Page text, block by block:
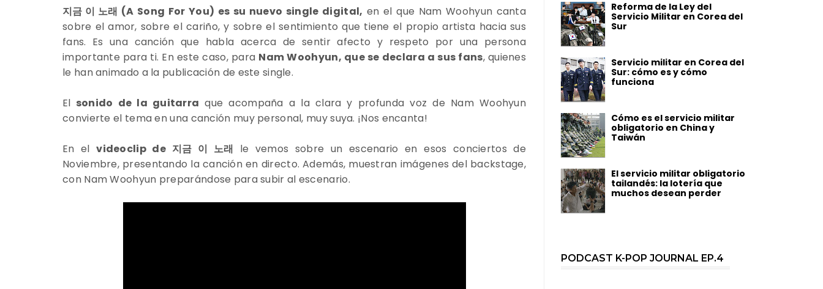
지금 이 노래 (A Song For You) es su nuevo single digital, en el que Nam Woohyun canta
sobre el amor, sobre el cariño, y sobre el sentimiento que tiene el propio artista hacia sus
fans. Es una canción que habla acerca de sentir afecto y respeto por una persona
importante para ti. En este caso, para Nam Woohyun, que se declara a sus fans, quienes
le han animado a la publicación de este single.
El sonido de la guitarra que acompaña a la clara y profunda voz de Nam Woohyun
convierte el tema en una canción muy personal, muy suya. ¡Nos encanta!
En elvideoclip de 지금 이 노래 le vemos sobre un escenario en esos conciertos de
Noviembre, presentando la canción en directo. Además, muestran imágenes del backstage,
con Nam Woohyun preparándose para subir al escenario.
Reforma de la Ley del
Servicio Militar en Corea del
Sur
Servicio militar en Corea del
Sur: cómo es y cómo
funciona
Cómo es el servicio militar
obligatorio en China y
Taiwán
El servicio militar obligatorio
tailandés: la lotería que
muchos desean perder
PODCAST K-POP JOURNAL EP.4